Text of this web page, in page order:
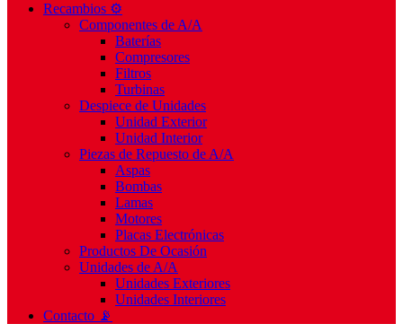
Recambios ⚙️
Componentes de A/A
Baterías
Compresores
Filtros
Turbinas
Despiece de Unidades
Unidad Exterior
Unidad Interior
Piezas de Repuesto de A/A
Aspas
Bombas
Lamas
Motores
Placas Electrónicas
Productos De Ocasión
Unidades de A/A
Unidades Exteriores
Unidades Interiores
Contacto 📡